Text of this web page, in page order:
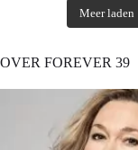
Meer laden
OVER FOREVER 39